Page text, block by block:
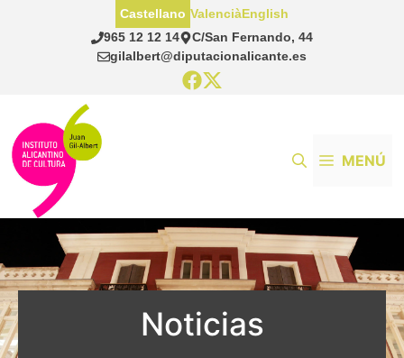
965 12 12 14
C/San Fernando, 44
gilalbert@diputacionalicante.es
Castellano ValenciàEnglish
MENÚ
Noticias